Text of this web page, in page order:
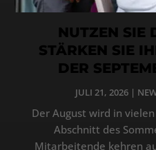
NUTZEN SIE
STÄRKEN SIE
DER
JULI 21, 2026|
Der August wird in
Abschnitt des
Mitarbeitende kehren